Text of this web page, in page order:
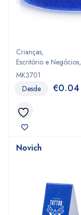
Crianças,
Escritório e Negócios,
MK3701
Desde €0.04
Novich